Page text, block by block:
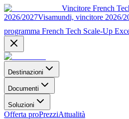
Vincitore French
2026/2027Visamundi, vincitore 2026/
programma French Tech Scale-Up
Destinazioni
Documenti
Soluzioni
Offerta proPrezziAttualità